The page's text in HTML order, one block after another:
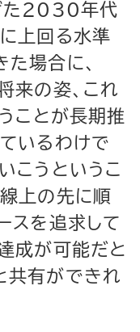
た2030年代
上回る水準
場合に、
の姿、これ
ことが長期推
いるわけで
こうというこ
上の先に順
スを追求して
成が可能だと
共有ができれ